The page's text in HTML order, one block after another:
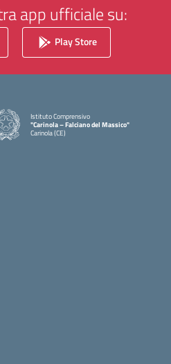
app ufficiale su:
Play Store
Istituto Comprensivo
"Carinola – Falciano del Massico"
Carinola (CE)